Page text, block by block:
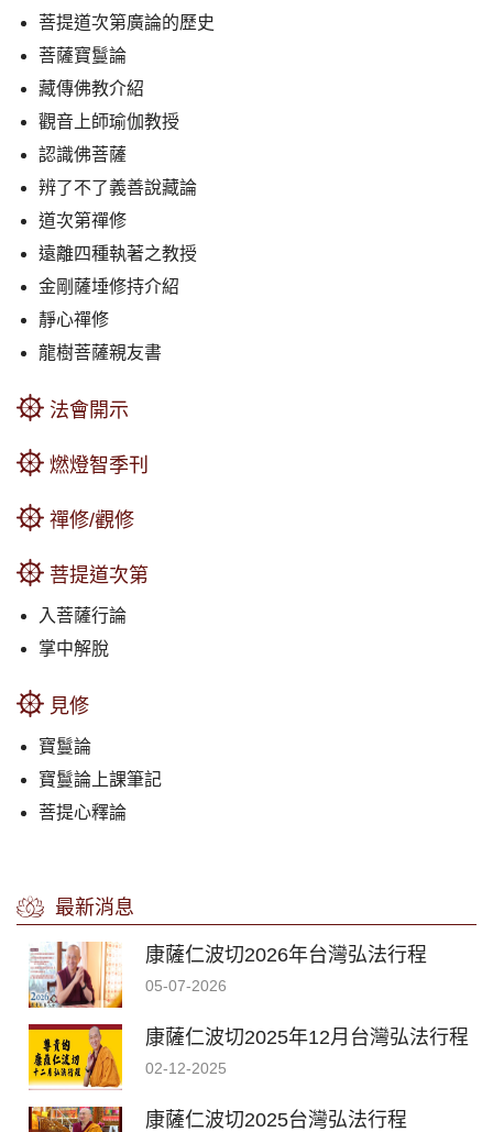
菩提道次第廣論的歷史
菩薩寶鬘論
藏傳佛教介紹
觀音上師瑜伽教授
認識佛菩薩
辨了不了義善說藏論
道次第禪修
遠離四種執著之教授
金剛薩埵修持介紹
靜心禪修
龍樹菩薩親友書
法會開示
燃燈智季刊
禪修/觀修
菩提道次第
入菩薩行論
掌中解脫
見修
寶鬘論
寶鬘論上課筆記
菩提心釋論
最新消息
康薩仁波切2026年台灣弘法行程
05-07-2026
康薩仁波切2025年12月台灣弘法行程
02-12-2025
康薩仁波切2025台灣弘法行程